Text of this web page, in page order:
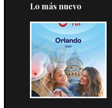
Lo más nuevo